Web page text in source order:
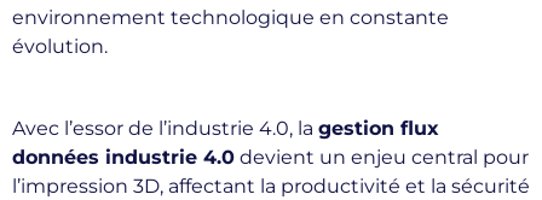
environnement technologique en constante
évolution.
Avec l’essor de l’industrie 4.0, la gestion flux
données industrie 4.0 devient un enjeu central pour
l’impression 3D, affectant la productivité et la sécurité